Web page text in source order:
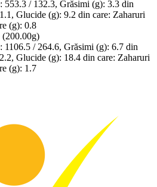
553.3 / 132.3, Grăsimi (g): 3.3 din
Glucide (g): 9.2 din care: Zaharuri
(g): 0.8
1106.5 / 264.6, Grăsimi (g): 6.7 din
Glucide (g): 18.4 din care: Zaharuri
(g): 1.7